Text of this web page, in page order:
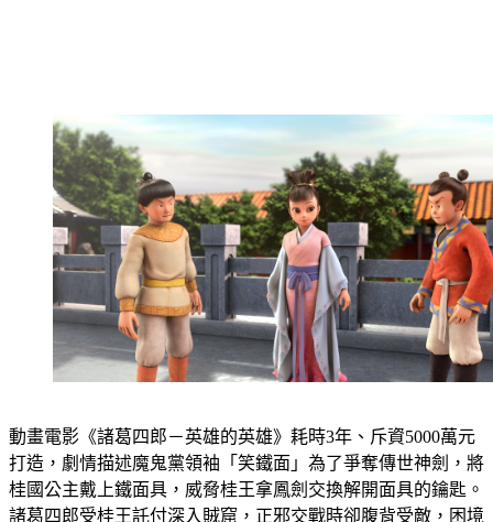
動畫電影《諸葛四郎－英雄的英雄》耗時3年、斥資5000萬元
打造，劇情描述魔鬼黨領袖「笑鐵面」為了爭奪傳世神劍，將
桂國公主戴上鐵面具，威脅桂王拿鳳劍交換解開面具的鑰匙。
諸葛四郎受桂王託付深入賊窟，正邪交戰時卻腹背受敵，困境